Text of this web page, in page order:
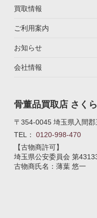
買取情報
ご利用案内
お知らせ
会社情報
骨董品買取店 さく
〒354-0045 埼玉県入間
TEL： 0120-998-470
【古物商許可】
埼玉県公安委員会 第
古物商氏名：薄葉 悠一